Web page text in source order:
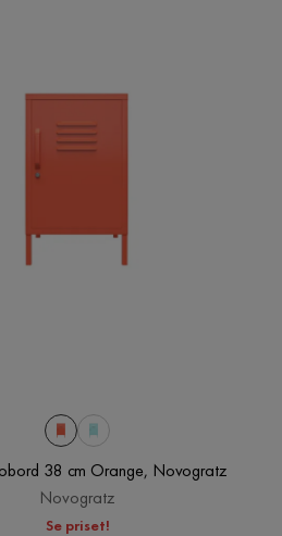
38 cm Orange, Novogratz
Novogratz
Se priset!